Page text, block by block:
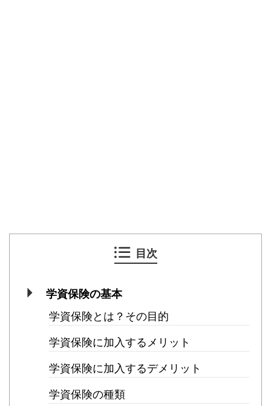
目次
学資保険の基本
学資保険とは？その目的
学資保険に加入するメリット
学資保険に加入するデメリット
学資保険の種類